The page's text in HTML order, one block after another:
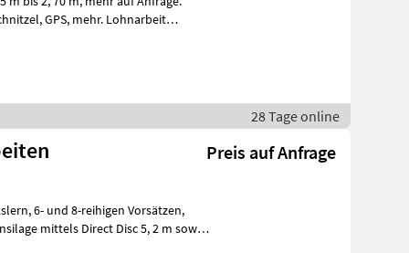
28 Tage online
Preis auf Anfrage
mittels Direct Disc 5, 2 m sowie